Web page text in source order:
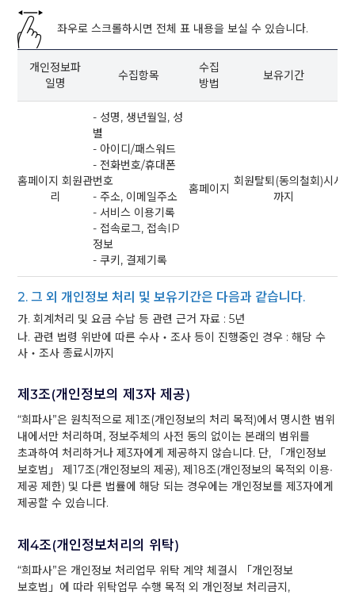
좌우로 스크롤하시면 전체 표 내용을 보실 수 있습니다.
개인정보파
일명
수집항목
수집
방법
보유기간
홈페이지 회원관
리
- 성명, 생년월일, 성
별
- 아이디/패스워드
- 전화번호/휴대폰
번호
- 주소, 이메일주소
- 서비스 이용기록
- 접속로그, 접속IP
정보
- 쿠키, 결제기록
홈페이지
회원탈퇴(동의철회)시
까지
서
2. 그 외 개인정보 처리 및 보유기간은 다음과 같습니다.
가. 회계처리 및 요금 수납 등 관련 근거 자료 : 5년
나. 관련 법령 위반에 따른 수사‧조사 등이 진행중인 경우 : 해당 수
사‧조사 종료시까지
제3조(개인정보의 제3자 제공)
“희파사”은 원칙적으로 제1조(개인정보의 처리 목적)에서 명시한 범위
내에서만 처리하며, 정보주체의 사전 동의 없이는 본래의 범위를
초과하여 처리하거나 제3자에게 제공하지 않습니다. 단, 「개인정보
보호법」 제17조(개인정보의 제공), 제18조(개인정보의 목적외 이용∙
제공 제한) 및 다른 법률에 해당 되는 경우에는 개인정보를 제3자에게
제공할 수 있습니다.
제4조(개인정보처리의 위탁)
“희파사”은 개인정보 처리업무 위탁 계약 체결시 「개인정보
보호법」에 따라 위탁업무 수행 목적 외 개인정보 처리금지,